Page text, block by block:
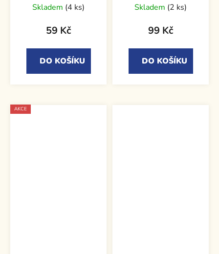
Skladem (4 ks)
59 Kč
DO KOŠÍKU
Skladem (2 ks)
99 Kč
DO KOŠÍKU
AKCE